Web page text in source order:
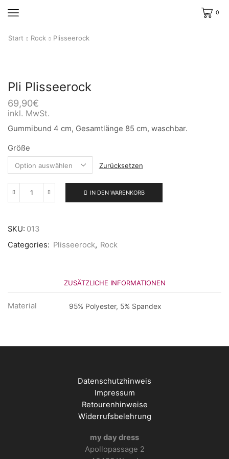
0
Start Rock Plisseerock
Pli Plisseerock
69,90€
inkl. MwSt.
Gummibund 4 cm, Gesamtlänge 85 cm, waschbar.
Größe
Zurücksetzen
Pli
IN DEN WARENKORB
SKU: 013
Categories: Plisseerock, Rock
ZUSÄTZLICHE INFORMATIONEN
Material 95% Polyester, 5% Spandex
Datenschutzhinweis
Impressum
Retourenhinweise
Widerrufsbelehrung
my day dress
Apollopassage 2